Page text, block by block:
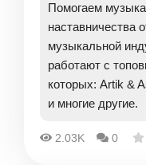
Помогаем
наставничества
музыкальной
работают с
которых: Artik &
и многие другие.
2.03K 0